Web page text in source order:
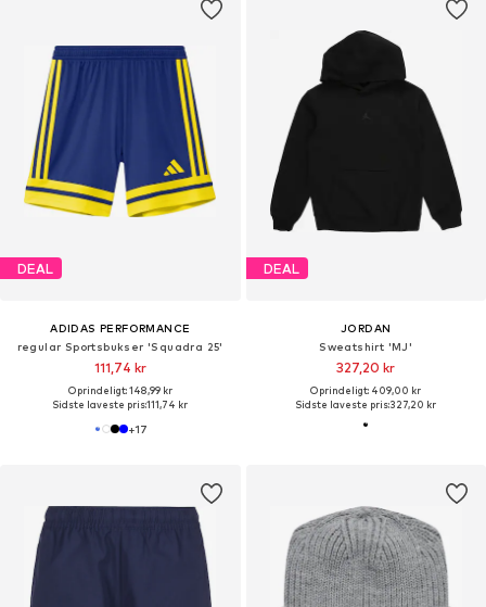
DEAL
ADIDAS PERFORMANCE
regular Sportsbukser 'Squadra 25'
111,74 kr
Oprindeligt: 148,99 kr
Sidste laveste pris:111,74 kr
+17
DEAL
JORDAN
Sweatshirt 'MJ'
327,20 kr
Oprindeligt: 409,00 kr
Sidste laveste pris:327,20 kr